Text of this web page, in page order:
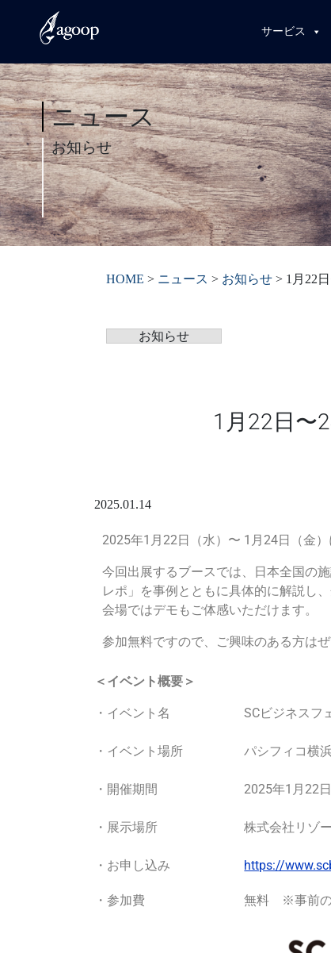
サービス
ニュース
お知らせ
HOME > ニュース > お知らせ > 1月22
お知らせ
1月22日〜
2025.01.14
2025年1月22日（水）〜 1月24日（金
今回出展するブースでは、日本全国の
レポ」を事例とともに具体的に解説し
会場ではデモもご体感いただけます。
参加無料ですので、ご興味のある方は
＜イベント概要＞
・イベント名 SCビジネスフ
・イベント場所 パシフィコ横
・開催期間 2025年1月22
・展示場所 株式会社リゾ
・お申し込み https://
・参加費 無料 ※事前の